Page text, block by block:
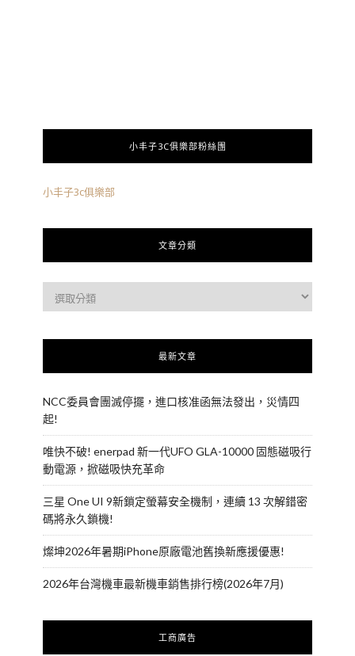
小丰子3C俱樂部粉絲團
小丰子3c俱樂部
文章分類
最新文章
NCC委員會團滅停擺，進口核准函無法發出，災情四
起!
唯快不破! enerpad 新一代UFO GLA-10000 固態磁吸行
動電源，掀磁吸快充革命
三星 One UI 9新鎖定螢幕安全機制，連續 13 次解錯密
碼將永久鎖機!
燦坤2026年暑期iPhone原廠電池舊換新應援優惠!
2026年台灣機車最新機車銷售排行榜(2026年7月)
工商廣告